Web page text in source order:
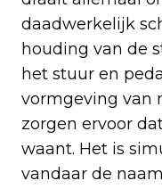
daadwerkelijk
houding van de
het stuur en
vormgeving van
zorgen ervoor
waant. Het is
vandaar de